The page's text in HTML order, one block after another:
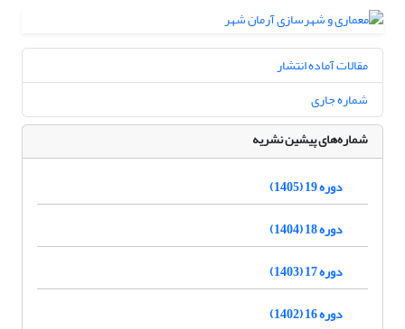
مقالات آماده انتشار
شماره جاری
شماره‌های پیشین نشریه
دوره 19 (1405)
دوره 18 (1404)
دوره 17 (1403)
دوره 16 (1402)